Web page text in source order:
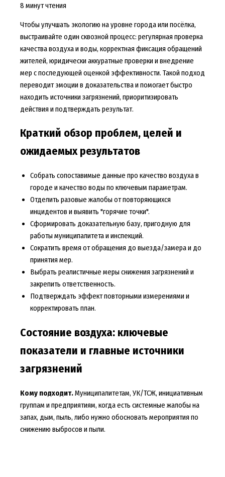
8 минут чтения
Чтобы улучшать экологию на уровне города или посёлка,
выстраивайте один сквозной процесс: регулярная проверка
качества воздуха и воды, корректная фиксация обращений
жителей, юридически аккуратные проверки и внедрение
мер с последующей оценкой эффективности. Такой подход
переводит эмоции в доказательства и помогает быстро
находить источники загрязнений, приоритизировать
действия и подтверждать результат.
Краткий обзор проблем, целей и
ожидаемых результатов
Собрать сопоставимые данные про качество воздуха в
городе и качество воды по ключевым параметрам.
Отделить разовые жалобы от повторяющихся
инцидентов и выявить "горячие точки".
Сформировать доказательную базу, пригодную для
работы муниципалитета и инспекций.
Сократить время от обращения до выезда/замера и до
принятия мер.
Выбрать реалистичные меры снижения загрязнений и
закрепить ответственность.
Подтверждать эффект повторными измерениями и
корректировать план.
Состояние воздуха: ключевые
показатели и главные источники
загрязнений
Кому подходит.Муниципалитетам, УК/ТСЖ, инициативным
группам и предприятиям, когда есть системные жалобы на
запах, дым, пыль, либо нужно обосновать мероприятия по
снижению выбросов и пыли.